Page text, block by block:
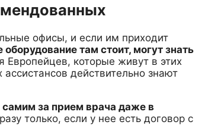
офисы, и если им приходит
там стоит, могут знать
которые живут в этих
действительно знают
самим за прием врача даже в
только, если у нее есть договор с